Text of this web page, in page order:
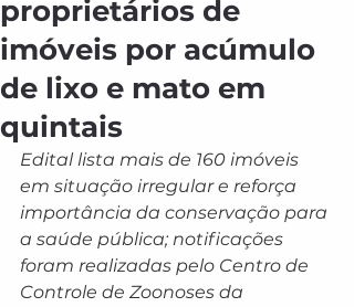
proprietários de
imóveis por acúmulo
de lixo e mato em
quintais
Edital lista mais de 160 imóveis
em situação irregular e reforça
importância da conservação para
a saúde pública; notificações
foram realizadas pelo Centro de
Controle de Zoonoses da